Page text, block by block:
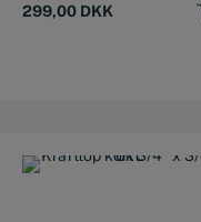
299,00 DKK